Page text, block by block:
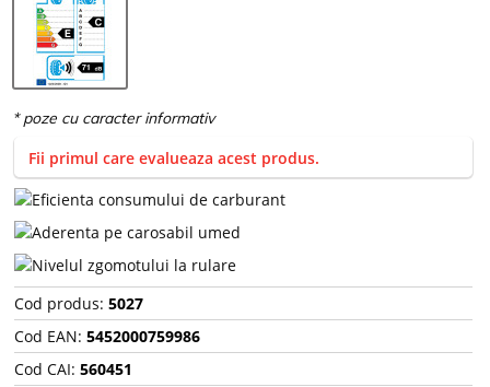
Fii primul care evalueaza acest produs.
Cod produs: 5027
Cod EAN: 5452000759986
Cod CAI: 560451